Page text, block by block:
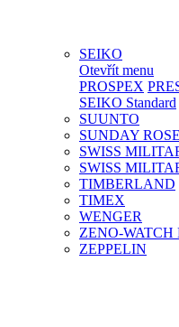
SEIKO
Otevřít menu
PROSPEX
SEIKO Standard
SUUNTO
SUNDAY ROSE
SWISS
SWISS
TIMBERLAND
TIMEX
WENGER
ZENO-WATCH
ZEPPELIN